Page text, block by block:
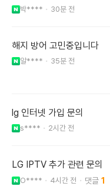
박**** 30분 전
해지 방어 고민중입니다
알**** 35분 전
lg 인터넷 가입 문의
s**** 2시간 전
LG IPTV 추가 관련 문의
O**** 4시간 전 1